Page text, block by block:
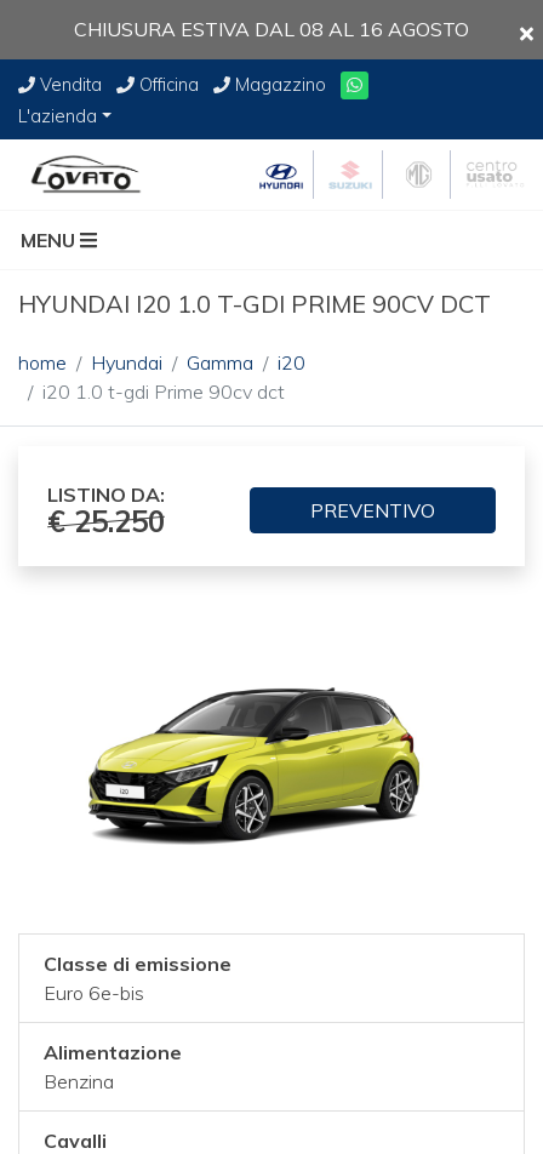
CHIUSURA ESTIVA DAL 08 AL 16 AGOSTO
Vendita Officina
Magazzino
L'azienda
MENU
HYUNDAI I20 1.0 T-GDI PRIME 90CV DCT
home Hyundai Gamma
i20
i20 1.0 t-gdi Prime 90cv dct
LISTINO DA:
€ 25.250 PREVENTIVO
Classe di emissione
Euro 6e-bis
Alimentazione
Benzina
Cavalli